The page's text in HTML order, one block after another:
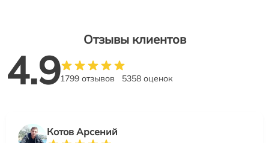
Отзывы клиентов
4.91799 отзывов 5358 оценок
Котов Арсений